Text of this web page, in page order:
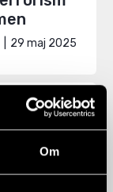
Om
29 maj 2025